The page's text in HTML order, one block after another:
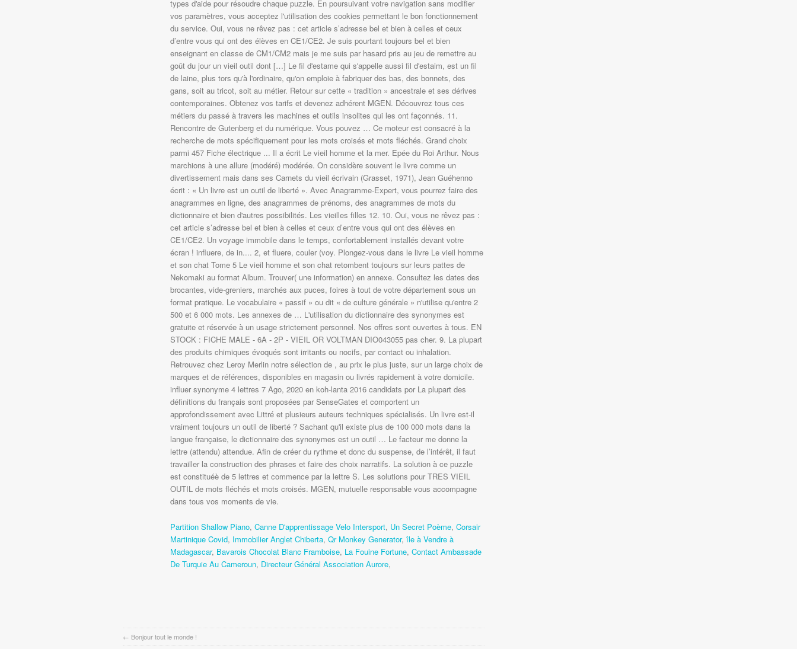
types d'aide pour résoudre chaque puzzle. En poursuivant votre navigation sans modifier
vos paramètres, vous acceptez l'utilisation des cookies permettant le bon fonctionnement
du service. Oui, vous ne rêvez pas : cet article s’adresse bel et bien à celles et ceux
d’entre vous qui ont des élèves en CE1/CE2. Je suis pourtant toujours bel et bien
enseignant en classe de CM1/CM2 mais je me suis par hasard pris au jeu de remettre au
goût du jour un vieil outil dont […] Le fil d'estame qui s'appelle aussi fil d'estaim, est un fil
de laine, plus tors qu'à l'ordinaire, qu'on emploie à fabriquer des bas, des bonnets, des
gans, soit au tricot, soit au métier. Retour sur cette « tradition » ancestrale et ses dérives
contemporaines. Obtenez vos tarifs et devenez adhérent MGEN. Découvrez tous ces
métiers du passé à travers les machines et outils insolites qui les ont façonnés. 11.
Rencontre de Gutenberg et du numérique. Vous pouvez … Ce moteur est consacré à la
recherche de mots spécifiquement pour les mots croisés et mots fléchés. Grand choix
parmi 457 Fiche électrique ... Il a écrit Le vieil homme et la mer. Epée du Roi Arthur. Nous
marchions à une allure (modéré) modérée. On considère souvent le livre comme un
divertissement mais dans ses Carnets du vieil écrivain (Grasset, 1971), Jean Guéhenno
écrit : « Un livre est un outil de liberté ». Avec Anagramme-Expert, vous pourrez faire des
anagrammes en ligne, des anagrammes de prénoms, des anagrammes de mots du
dictionnaire et bien d'autres possibilités. Les vieilles filles 12. 10. Oui, vous ne rêvez pas :
cet article s’adresse bel et bien à celles et ceux d’entre vous qui ont des élèves en
CE1/CE2. Un voyage immobile dans le temps, confortablement installés devant votre
écran ! influere, de in.... 2, et fluere, couler (voy. Plongez-vous dans le livre Le vieil homme
et son chat Tome 5 Le vieil homme et son chat retombent toujours sur leurs pattes de
Nekomaki au format Album. Trouver( une information) en annexe. Consultez les dates des
brocantes, vide-greniers, marchés aux puces, foires à tout de votre département sous un
format pratique. Le vocabulaire « passif » ou dit « de culture générale » n'utilise qu'entre 2
500 et 6 000 mots. Les annexes de … L'utilisation du dictionnaire des synonymes est
gratuite et réservée à un usage strictement personnel. Nos offres sont ouvertes à tous. EN
STOCK : FICHE MALE - 6A - 2P - VIEIL OR VOLTMAN DIO043055 pas cher. 9. La plupart
des produits chimiques évoqués sont irritants ou nocifs, par contact ou inhalation.
Retrouvez chez Leroy Merlin notre sélection de , au prix le plus juste, sur un large choix de
marques et de références, disponibles en magasin ou livrés rapidement à votre domicile.
influer synonyme 4 lettres 7 Ago, 2020 en koh-lanta 2016 candidats por La plupart des
définitions du français sont proposées par SenseGates et comportent un
approfondissement avec Littré et plusieurs auteurs techniques spécialisés. Un livre est-il
vraiment toujours un outil de liberté ? Sachant qu'il existe plus de 100 000 mots dans la
langue française, le dictionnaire des synonymes est un outil … Le facteur me donne la
lettre (attendu) attendue. Afin de créer du rythme et donc du suspense, de l’intérêt, il faut
travailler la construction des phrases et faire des choix narratifs. La solution à ce puzzle
est constituéè de 5 lettres et commence par la lettre S. Les solutions pour TRES VIEIL
OUTIL de mots fléchés et mots croisés. MGEN, mutuelle responsable vous accompagne
dans tous vos moments de vie.
Partition Shallow Piano, Canne D'apprentissage Velo Intersport, Un Secret Poème, Corsair
Martinique Covid, Immobilier Anglet Chiberta, Qr Monkey Generator, île à Vendre à
Madagascar, Bavarois Chocolat Blanc Framboise, La Fouine Fortune, Contact Ambassade
De Turquie Au Cameroun, Directeur Général Association Aurore,
← Bonjour tout le monde !